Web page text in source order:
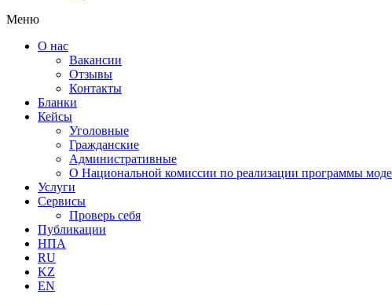
Меню
О нас
Вакансии
Отзывы
Контакты
Бланки
Кейсы
Уголовные
Гражданские
Административные
О Национальной комиссии по реализации программы
Услуги
Сервисы
Проверь себя
Публикации
НПА
RU
KZ
EN